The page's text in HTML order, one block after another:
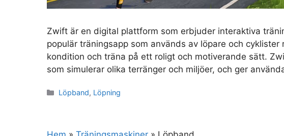
Zwift är en digital plattform som erbjuder interaktiva
populär träningsapp som används av löpare och
kondition och träna på ett roligt och motiverande sätt.
som simulerar olika terränger och miljöer, och ger
Kategorier
Löpband, Löpning